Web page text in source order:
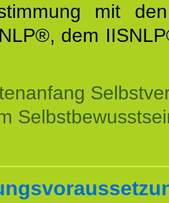
mit
dem